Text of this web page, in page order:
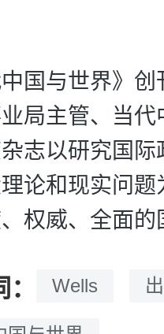
中国与世界》
局主管、当
志以研究国
论和现实问
权威、全面的
Wells